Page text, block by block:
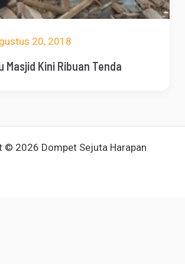
20, 2018
Masjid Kini Ribuan Tenda
© 2026 Dompet Sejuta Harapan